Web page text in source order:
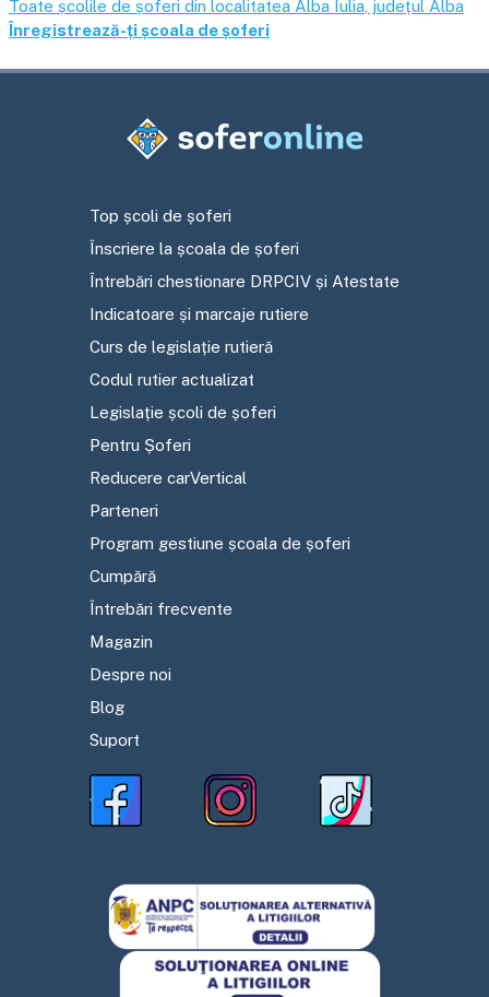
Toate școlile de șoferi din localitatea Alba Iulia , județul Alba
Înregistrează-ți școala de șoferi
Top școli de șoferi
Înscriere la școala de șoferi
Întrebări chestionare DRPCIV și Atestate
Indicatoare și marcaje rutiere
Curs de legislație rutieră
Codul rutier actualizat
Legislație școli de șoferi
Pentru Șoferi
Reducere carVertical
Parteneri
Program gestiune școala de șoferi
Cumpără
Întrebări frecvente
Magazin
Despre noi
Blog
Suport